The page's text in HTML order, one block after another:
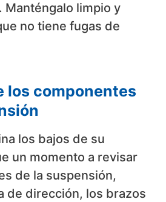
Manténgalo limpio y
no tiene fugas de
los componentes
los bajos de su
un momento a revisar
de la suspensión,
de dirección, los brazos